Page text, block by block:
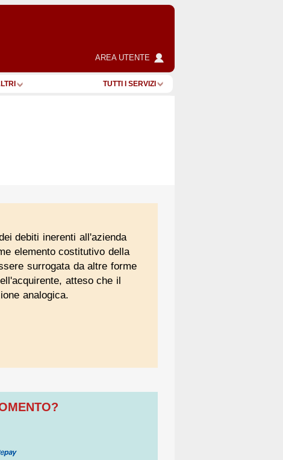
AREA UTENTE
TUTTI I SERVIZI
debiti inerenti all'azienda
elemento costitutivo della
surrogata da altre forme
atteso che il
analogica.